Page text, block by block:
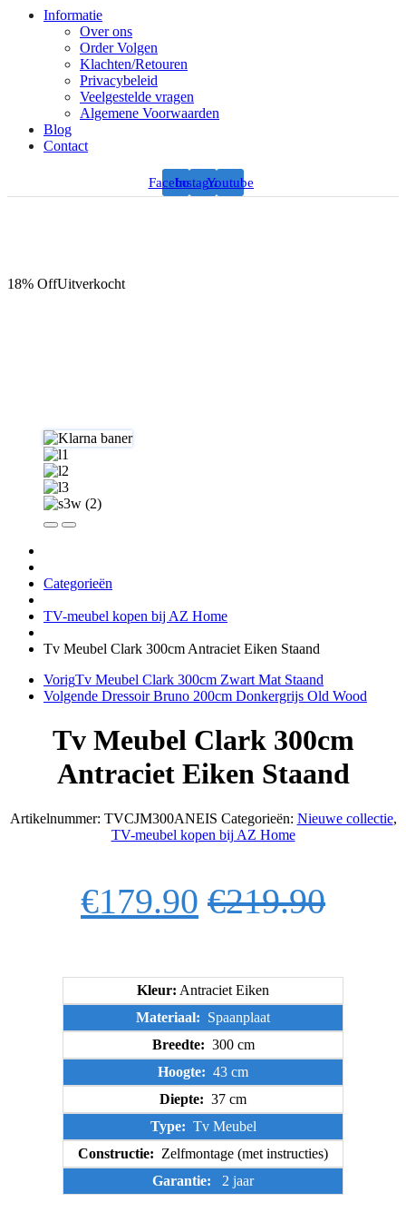
Informatie
Over ons
Order Volgen
Klachten/Retouren
Privacybeleid
Veelgestelde vragen
Algemene Voorwaarden
Blog
Contact
FacebookInstagramYoutube
18% OffUitverkocht
Categorieën
TV-meubel kopen bij AZ Home
Tv Meubel Clark 300cm Antraciet Eiken Staand
VorigTv Meubel Clark 300cm Zwart Mat Staand
Volgende Dressoir Bruno 200cm Donkergrijs Old Wood
Tv Meubel Clark 300cm
Antraciet Eiken Staand
Artikelnummer: TVCJM300ANEIS Categorieën: Nieuwe collectie,
TV-meubel kopen bij AZ Home
€179.90 €219.90
Kleur: Antraciet Eiken
Materiaal: Spaanplaat
Breedte: 300 cm
Hoogte: 43 cm
Diepte: 37 cm
Type: Tv Meubel
Constructie: Zelfmontage (met instructies)
Garantie: 2 jaar